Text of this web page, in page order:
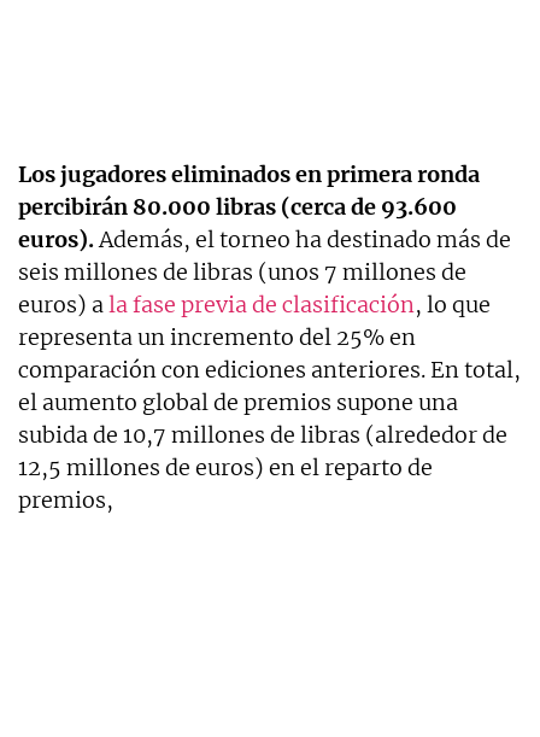
Los jugadores eliminados en primera ronda
percibirán 80.000 libras (cerca de 93.600
euros).Además, el torneo ha destinado más de
seis millones de libras (unos 7 millones de
euros) ala fase previa de clasificación, lo que
representa un incremento del 25% en
comparación con ediciones anteriores. En total,
el aumento global de premios supone una
subida de 10,7 millones de libras (alrededor de
12,5 millones de euros) en el reparto de
premios,